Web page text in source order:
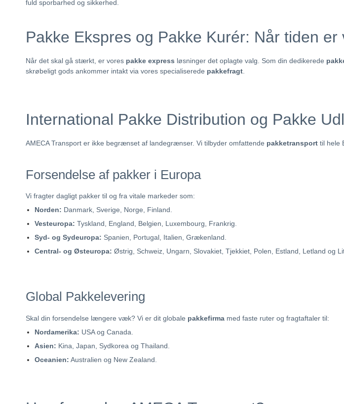
fuld sporbarhed og sikkerhed.
Pakke Ekspres og Pakke Kurér: Når tiden er
Når det skal gå stærkt, er vores pakke express løsninger det oplagte valg. Som din dedikerede
skrøbeligt gods ankommer intakt via vores specialiserede pakkefragt
International Pakke Distribution og Pakke
AMECA Transport er ikke begrænset af landegrænser. Vi tilbyder omfattende pakketransport til hele
Forsendelse af pakker i Europa
Vi fragter dagligt pakker til og fra vitale markeder som:
Norden: Danmark, Sverige, Norge, Finland.
Vesteuropa: Tyskland, England, Belgien, Luxembourg, Frankrig.
Syd- og Sydeuropa: Spanien, Portugal, Italien, Grækenland.
Central- og Østeuropa: Østrig, Schweiz, Ungarn, Slovakiet, Tjekkiet, Polen, Estland, Letland og
Global Pakkelevering
Skal din forsendelse længere væk? Vi er dit globale pakkefirma med faste ruter og fragtaftaler til:
Nordamerika: USA og Canada.
Asien: Kina, Japan, Sydkorea og Thailand.
Oceanien: Australien og New Zealand.